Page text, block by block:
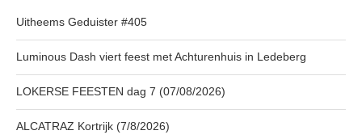
Uitheems Geduister #405
Luminous Dash viert feest met Achturenhuis in Ledeberg
LOKERSE FEESTEN dag 7 (07/08/2026)
ALCATRAZ Kortrijk (7/8/2026)